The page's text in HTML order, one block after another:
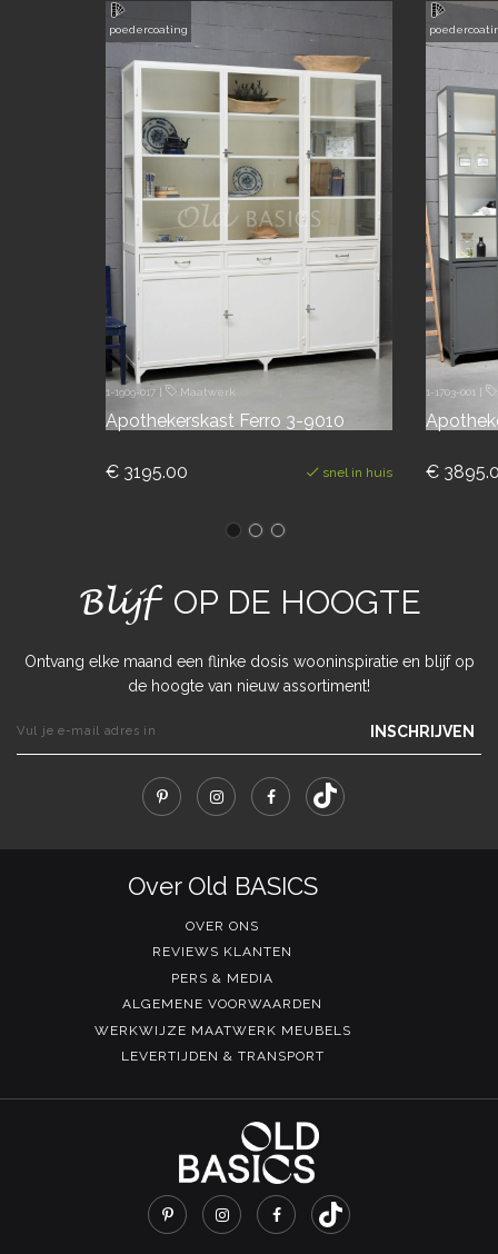
poedercoating
1-1909-017 Maatwerk
Apothekerskast Ferro 3-9010
€ 3195.00 snel in huis
1-1703-001
€
Blijf OP DE HOOGTE
Ontvang elke maand een flinke dosis wooninspiratie en blijf op
de hoogte van nieuw assortiment!
INSCHRIJVEN
Over Old BASICS
OVER ONS
REVIEWS KLANTEN
PERS & MEDIA
ALGEMENE VOORWAARDEN
WERKWIJZE MAATWERK MEUBELS
LEVERTIJDEN & TRANSPORT